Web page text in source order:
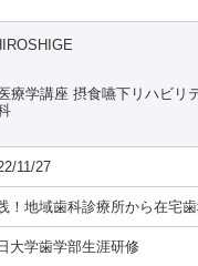
療学講座 摂食嚥下リハビリ
11/27
！地域歯科診療所から在宅
大学歯学部生涯研修